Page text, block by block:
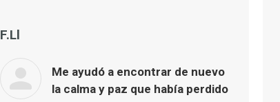
F.Ll
Me ayudó a encontrar de nuevo
la calma y paz que había perdido